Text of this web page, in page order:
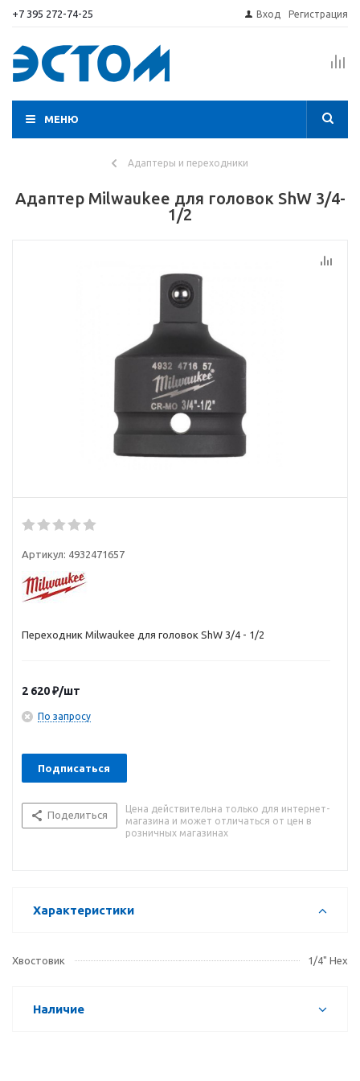
+7 395 272-74-25 Вход Регистрация
МЕНЮ
Адаптеры и переходники
Адаптер Milwaukee для головок ShW 3/4-
1/2
Артикул: 4932471657
Переходник Milwaukee для головок ShW 3/4 - 1/2
2 620₽/шт
По запросу
Подписаться
Поделиться
Цена действительна только для интернет-
магазина и может отличаться от цен в
розничных магазинах
Характеристики
Хвостовик 1/4" Hex
Наличие